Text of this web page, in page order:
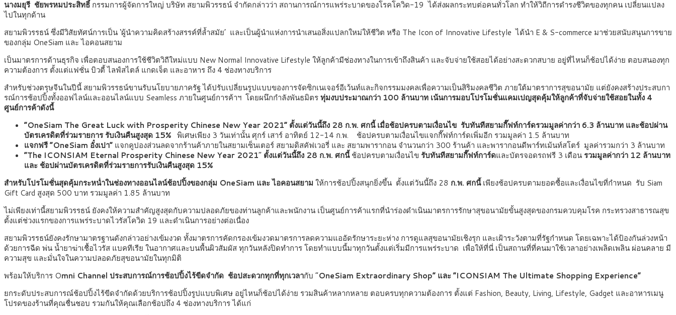
นางมยุรี ชัยพรหมประสิทธิ์ กรรมการผู้จัดการใหญ่ บริษัท สยามพิวรรธน์ จำกัดกล่าวว่า สถานการณ์การแพร่ระบาดของโรคโควิด-19 ได้ส่งผลกระทบต่อคนทั่วโลก ทำให้วิถีการดำรงชีวิตของทุกคน เปลี่ยนแปลง
ไปในทุกด้าน
สยามพิวรรธน์ ซึ่งมีวิสัยทัศน์การเป็น‘ผู้นำความคิดสร้างสรรค์ที่ล้ำสมัย’ และเป็นผู้นำแห่งการนำเสนอสิ่งแปลกใหม่ให้ชีวิต หรือ The Icon of Innovative Lifestyle ได้นำ E & S-commerce มาช่วยสนับสนุนการขาย
ของกลุ่ม OneSiam และ ไอคอนสยาม
เป็นมาตรการด้านธุรกิจ เพื่อตอบสนองการใช้ชีวิตวิถีใหม่แบบ New Normal Innovative Lifestyle ให้ลูกค้ามีช่องทางในการเข้าถึงสินค้า และจับจ่ายใช้สอยได้อย่างสะดวกสบาย อยู่ที่ไหนก็ช้อปได้ง่าย ตอบสนองทุก
ความต้องการ ตั้งแต่แฟชั่น บิวตี้ ไลฟ์สไตล์ แกดเจ็ต และอาหาร ถึง 4 ช่องทางบริการ
สำหรับช่วงตรุษจีนในปีนี้ สยามพิวรรธน์ขานรับนโยบายภาครัฐ ได้ปรับเปลี่ยนรูปแบบของการจัดซิกเนเจอร์อีเว้นท์และกิจกรรมมงคลเพื่อความเป็นสิริมงคลชีวิต ภายใต้มาตราการสุขอนามัย แต่ยังคงสร้างประสบกา
รณ์การช้อปปิ้งทั้งออฟไลน์และออนไลน์แบบ Seamless ภายในศูนย์การค้าฯ โดยผนึกกำลังพันธมิตรทุ่มงบประมาณกว่า 100 ล้านบาท เน้นการมอบโปรโมชั่นแคมเปญสุดคุ้มให้ลูกค้าที่จับจ่ายใช้สอยในทั้ง 4
ศูนย์การค้าดังนี้
“OneSiam The Great Luck with Prosperity Chinese New Year 2021” ตั้งแต่วันนี้ถึง 28 ก.พ. ศกนี้ เมื่อช้อปครบตามเงื่อนไข รับทันทีสยามกี๊ฟท์การ์ดรวมมูลค่ากว่า 6.3 ล้านบาท และช้อปผ่าน
บัตรเครดิตที่ร่วมรายการ รับเงินคืนสูงสุด 15% พิเศษเพียง 3 วันเท่านั้น ศุกร์ เสาร์ อาทิตย์ 12-14 ก.พ. ช้อปครบตามเงื่อนไขแจกกี๊ฟท์การ์ดเพิ่มอีก รวมมูลค่า 1.5 ล้านบาท
แจกฟรี“OneSiam อั๋งเปา” แจกคูปองส่วนลดจากร้านค้าภายในสยามเซ็นเตอร์ สยามดิสคัฟเวอรี่ และ สยามพารากอน จำนวนกว่า 300 ร้านค้า และพารากอนดีพาร์ทเม้นท์สโตร์ มูลค่ารวมกว่า 3 ล้านบาท
“The ICONSIAM Eternal Prosperity Chinese New Year 2021” ตั้งแต่วันนี้ถึง 28 ก.พ. ศกนี้ช้อปครบตามเงื่อนไข รับทันทีสยามกี๊ฟท์การ์ดและบัตรจอดรถฟรี 3 เดือนรวมมูลค่ากว่า 12 ล้านบาท
และ ช้อปผ่านบัตรเครดิตที่ร่วมรายการรับเงินคืนสูงสุด 15%
สำหรับโปรโมชั่นสุดคุ้มกระหน่ำในช่องทางออนไลน์ช้อปปิ้งของกลุ่ม OneSiam และ ไอคอนสยาม ให้การช้อปปิ้งสนุกยิ่งขึ้น ตั้งแต่วันนี้ถึง 28 ก.พ. ศกนี้เพียงช้อปครบตามยอดซื้อและเงื่อนไขที่กำหนด รับ Siam
Gift Card สูงสุด 500 บาท รวมมูลค่า 1.85 ล้านบาท
ไม่เพียงเท่านี้สยามพิวรรธน์ ยังคงให้ความสำคัญสูงสุดกับความปลอดภัยของท่านลูกค้าและพนักงาน เป็นศูนย์การค้าแรกที่นำร่องดำเนินมาตรการรักษาสุขอนามัยขั้นสูงสุดของกรมควบคุมโรค กระทรวงสาธารณสุข
ตั้งแต่ช่วงแรกของการแพร่ระบาดไวรัสโควิด 19 และดำเนินการอย่างต่อเนื่อง
สยามพิวรรธน์ยังคงรักษามาตรฐานดังกล่าวอย่างเข้มงวด ทั้งมาตรการคัดกรองเข้มงวดมาตรการลดความแออัดรักษาระยะห่าง การดูแลสุขอนามัยเชิงรุก และเฝ้าระวังตามที่รัฐกำหนด โดยเฉพาะได้ป้องกันล่วงหน้า
ด้วยการฉีด พ่น น้ำยาฆ่าเชื้อไวรัส แบคทีเรีย ในอากาศและบนพื้นผิวสัมผัส ทุกวันหลังปิดทำการ โดยทำแบบนี้มาทุกวันตั้งแต่เริ่มมีการแพร่ระบาด เพื่อให้ที่นี่ เป็นสถานที่ที่คนมาใช้เวลาอย่างเพลิดเพลิน ผ่อนคลาย มี
ความสุข และมั่นใจในความปลอดภัยสุขอนามัยในทุกมิติ
พร้อมให้บริการ Omni Channel ประสบการณ์การช้อปปิ้งไร้ขีดจำกัด ช้อปสะดวกทุกที่ทุกเวลากับ “OneSiam Extraordinary Shop” และ “ICONSIAM The Ultimate Shopping Experience”
ยกระดับประสบการณ์ช้อปปิ้งไร้ขีดจำกัดด้วยบริการช้อปปิ้งรูปแบบพิเศษ อยู่ไหนก็ช้อปได้ง่าย รวมสินค้าหลากหลาย ตอบครบทุกความต้องการ ตั้งแต่ Fashion, Beauty, Living, Lifestyle, Gadget และอาหารเมนู
โปรดของร้านที่คุณชื่นชอบ รวมกันให้คุณเลือกช้อปถึง 4 ช่องทางบริการ ได้แก่